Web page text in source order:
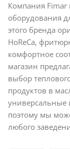
Компания
оборудования
этого бренда
HoReCa,
комфортное
магазин
выбор
продуктов в
универсальные
поэтому мы
любого